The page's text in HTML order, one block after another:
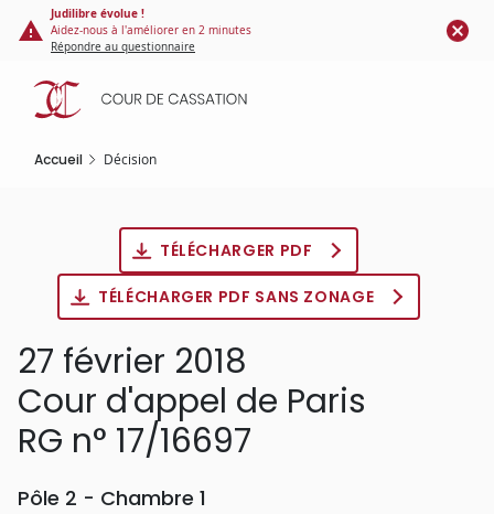
Panneau de gestion des cookies
contenu
principal
Judilibre évolue !
Aidez-nous à l'améliorer en 2 minutes
Répondre au questionnaire
Accueil Décision
TÉLÉCHARGER PDF
TÉLÉCHARGER PDF SANS ZONAGE
27 février 2018
Cour d'appel de Paris
RG n° 17/16697
Pôle 2 - Chambre 1